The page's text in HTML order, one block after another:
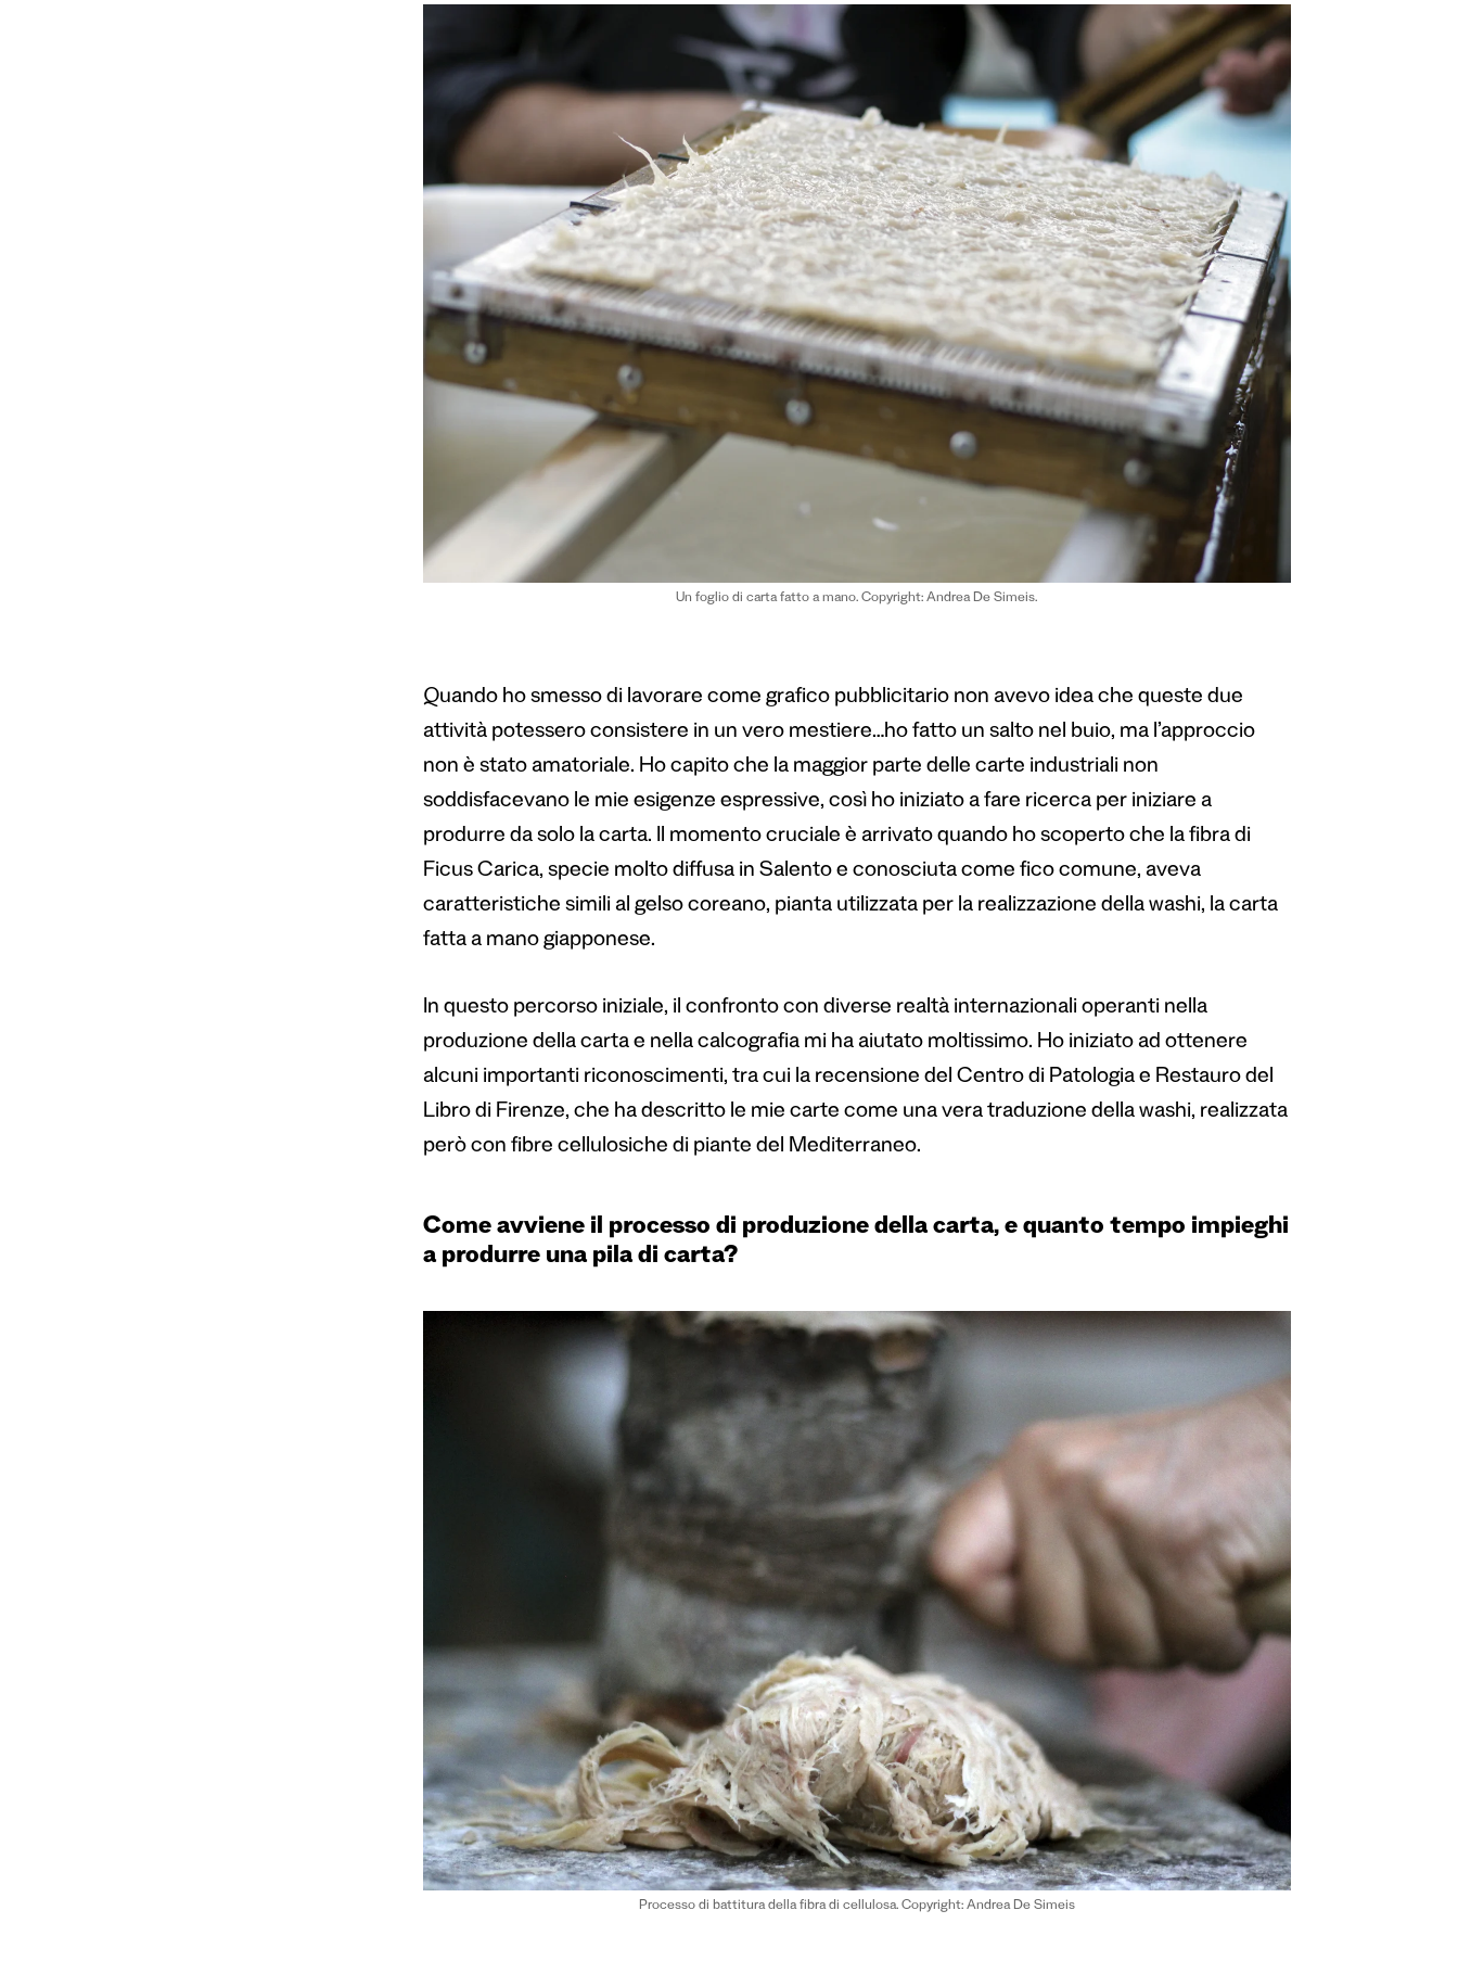
Un foglio di carta fatto a mano. Copyright: Andrea De Simeis.
Quando ho smesso di lavorare come grafico pubblicitario non avevo idea che queste due
attività potessero consistere in un vero mestiere…ho fatto un salto nel buio, ma l’approccio
non è stato amatoriale. Ho capito che la maggior parte delle carte industriali non
soddisfacevano le mie esigenze espressive, così ho iniziato a fare ricerca per iniziare a
produrre da solo la carta. Il momento cruciale è arrivato quando ho scoperto che la fibra di
Ficus Carica, specie molto diffusa in Salento e conosciuta come fico comune, aveva
caratteristiche simili al gelso coreano, pianta utilizzata per la realizzazione della washi, la carta
fatta a mano giapponese.
In questo percorso iniziale, il confronto con diverse realtà internazionali operanti nella
produzione della carta e nella calcografia mi ha aiutato moltissimo. Ho iniziato ad ottenere
alcuni importanti riconoscimenti, tra cui la recensione del Centro di Patologia e Restauro del
Libro di Firenze, che ha descritto le mie carte come una vera traduzione della washi, realizzata
però con fibre cellulosiche di piante del Mediterraneo.
Come avviene il processo di produzione della carta, e quanto tempo impieghi
a produrre una pila di carta?
Processo di battitura della fibra di cellulosa. Copyright: Andrea De Simeis